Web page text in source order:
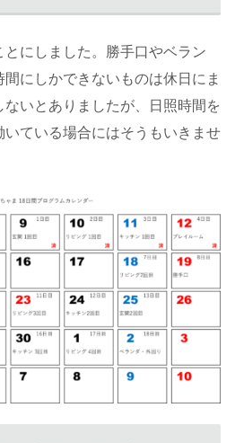
にしました。勝手口やベラン
にしかできないものは休日にま
いとありましたが、日照時間を
ている場合にはそうもいきませ